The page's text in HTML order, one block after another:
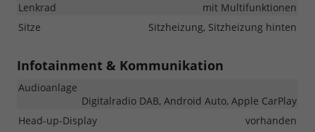
Lenkrad
mit Multifunktionen
Sitze
Sitzheizung, Sitzheizung hinten
Infotainment & Kommunikation
Audioanlage
Digitalradio DAB, Android Auto, Apple CarPlay
Head-up-Display
vorhanden